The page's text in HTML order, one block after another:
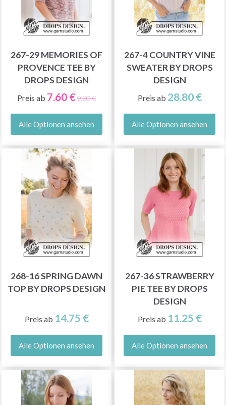
267-29 MEMORIES OF
PROVENCE TEE BY
DROPS DESIGN
Preis ab 7.60 €9.80 €
Alle Optionen ansehen
267-4 COUNTRY VINE
SWEATER BY DROPS
DESIGN
Preis ab 28.80 €
Alle Optionen ansehen
268-16 SPRING DAWN
TOP BY DROPS DESIGN
Preis ab 14.75 €
Alle Optionen ansehen
267-36 STRAWBERRY
PIE TEE BY DROPS
DESIGN
Preis ab 11.25 €
Alle Optionen ansehen